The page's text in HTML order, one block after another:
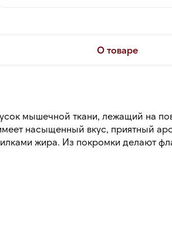
О товаре
мышечной ткани, лежащий на
насыщенный вкус, приятный
жира. Из покромки делают
срок его хранения.